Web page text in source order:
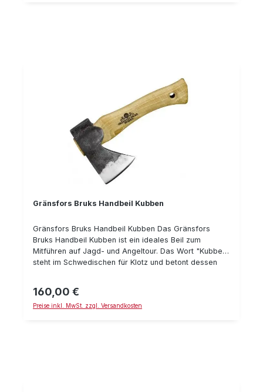
Gränsfors Bruks Handbeil Kubben
Gränsfors Bruks Handbeil Kubben Das Gränsfors
Bruks Handbeil Kubben ist ein ideales Beil zum
Mitführen auf Jagd- und Angeltour. Das Wort "Kubben"
steht im Schwedischen für Klotz und betont dessen
Regulärer Preis:
160,00 €
Preise inkl. MwSt. zzgl. Versandkosten